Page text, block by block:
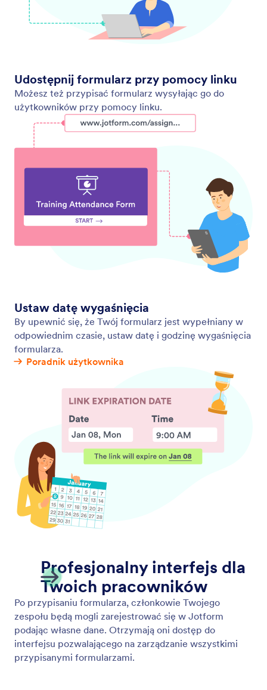
Funkcje współpracy
Współpracuj nad formularzami online z członkami
zespołu przy pomocy Jotform. Przypisuj formularze
Proces zatwierdzania
Stwórz płynny proces zatwierdzania z Jotform.
Narzędzia marketingu e-mail
Integracje Jotform z oprogramowaniem do
przeprowadzania kampanii e-mail ułatwiają zbieranie
popularnymi narzędziami, takimi jak Mailchimp,
Constant Contact i ActiveCampaign.